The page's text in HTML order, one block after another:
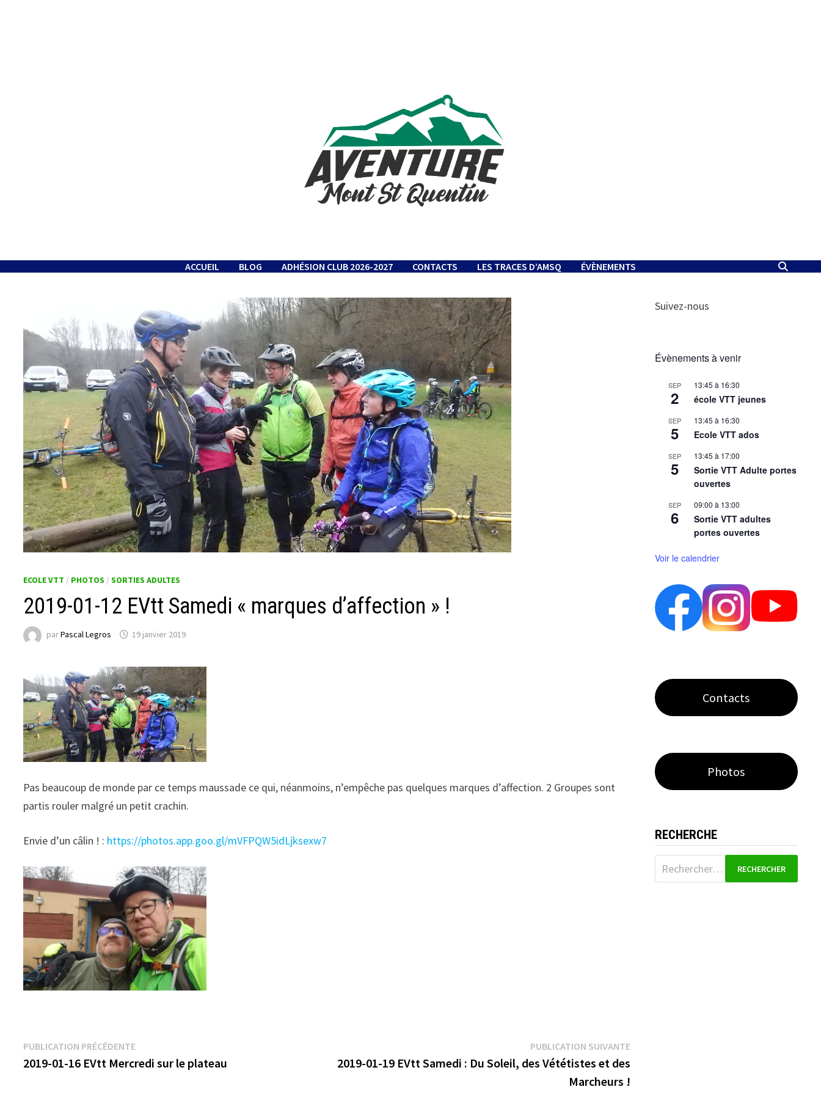
ACCUEIL BLOG ADHÉSION CLUB 2026-2027 CONTACTS LES TRACES D’AMSQ ÉVÈNEMENTS
ECOLE VTT / PHOTOS /SORTIES ADULTES
2019-01-12 EVtt Samedi « marques d’affection » !
parPascal Legros 19 janvier 2019
Pas beaucoup de monde par ce temps maussade ce qui, néanmoins, n’empêche pas quelques marques d’affection. 2 Groupes sont
partis rouler malgré un petit crachin.
Envie d’un câlin ! : https://photos.app.goo.gl/mVFPQW5idLjksexw7
Navigation
de
PUBLICATION PRÉCÉDENTEPublication
précédente :
2019-01-16 EVtt Mercredi sur le plateau
PUBLICATION SUIVANTEPublication
2019-01-19 EVtt Samedi : Du Soleil, des Vététistes et des
Marcheurs !
Suivez-nous
Évènements à venir
SEP
2
13:45 à 16:30
école VTT jeunes
SEP
5
13:45 à 16:30
Ecole VTT ados
SEP
5
13:45 à 17:00
Sortie VTT Adulte portes
ouvertes
SEP
6
09:00 à 13:00
Sortie VTT adultes
portes ouvertes
Voir le calendrier
Contacts
Photos
RECHERCHE
Rechercher :